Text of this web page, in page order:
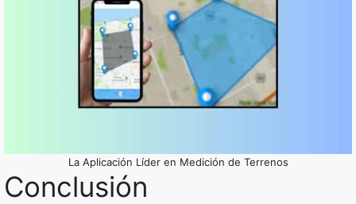
La Aplicación Líder en Medición de Terrenos
Conclusión